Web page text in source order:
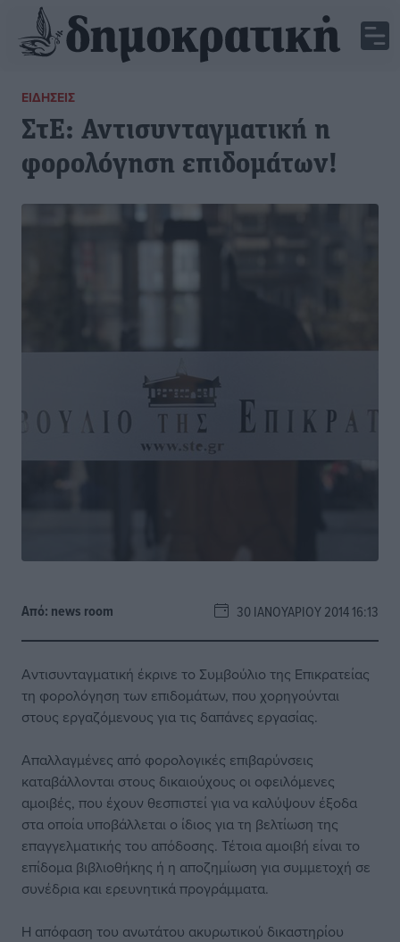
ΕΙΔΉΣΕΙΣ
ΣτΕ: Αντισυνταγματική η
φορολόγηση επιδομάτων!
Από: news room 30 ΙΑΝΟΥΑΡΊΟΥ 2014 16:13
Αντισυνταγματική έκρινε το Συμβούλιο της Επικρατείας
τη φορολόγηση των επιδομάτων, που χορηγούνται
στους εργαζόμενους για τις δαπάνες εργασίας.
Απαλλαγμένες από φορολογικές επιβαρύνσεις
καταβάλλονται στους δικαιούχους οι οφειλόμενες
αμοιβές, που έχουν θεσπιστεί για να καλύψουν έξοδα
στα οποία υποβάλλεται ο ίδιος για τη βελτίωση της
επαγγελματικής του απόδοσης. Τέτοια αμοιβή είναι το
επίδομα βιβλιοθήκης ή η αποζημίωση για συμμετοχή σε
συνέδρια και ερευνητικά προγράμματα.
Η απόφαση του ανωτάτου ακυρωτικού δικαστηρίου